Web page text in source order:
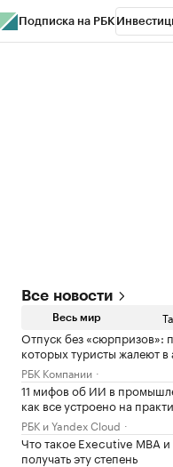
Подписка на РБК
Все новости
Весь мир
Отпуск без «сюрпризов»:
которых туристы жалеют в
РБК Компании
11 мифов об ИИ в
как все устроено на
РБК и Yandex Cloud
Что такое Executive MBA и
получать эту степень